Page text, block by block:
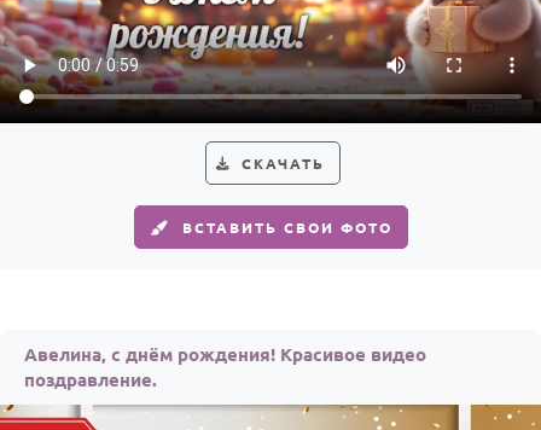
По годам
СКАЧАТЬ
ВСТАВИТЬ СВОИ ФОТО
Авелина, с днём рождения! Красивое видео
поздравление.